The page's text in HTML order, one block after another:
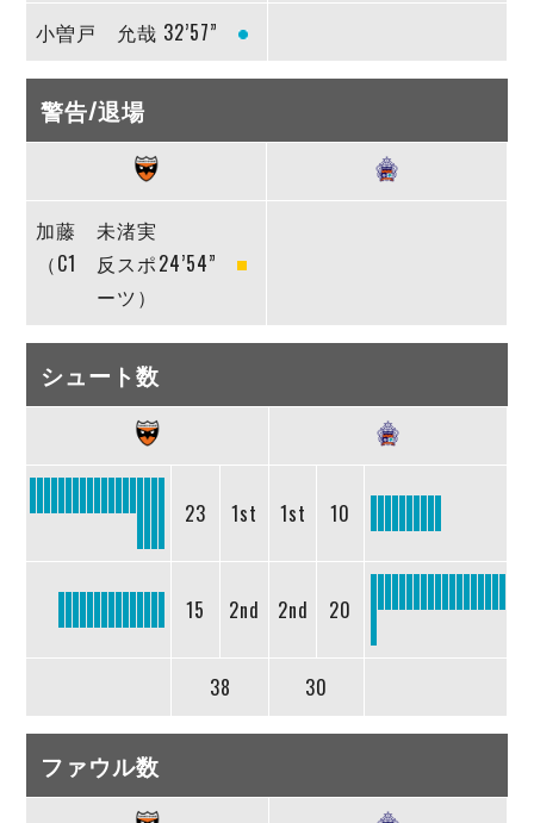
小曽戸 允哉 32’57”
警告/退場
加藤 未渚実
（C1 反スポ
ーツ）
24’54”
シュート数
23 1st 1st 10
15 2nd 2nd 20
38 30
ファウル数